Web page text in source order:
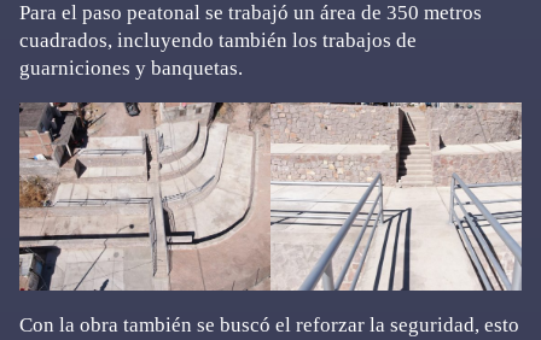
Para el paso peatonal se trabajó un área de 350 metros
cuadrados, incluyendo también los trabajos de
guarniciones y banquetas.
Con la obra también se buscó el reforzar la seguridad, esto